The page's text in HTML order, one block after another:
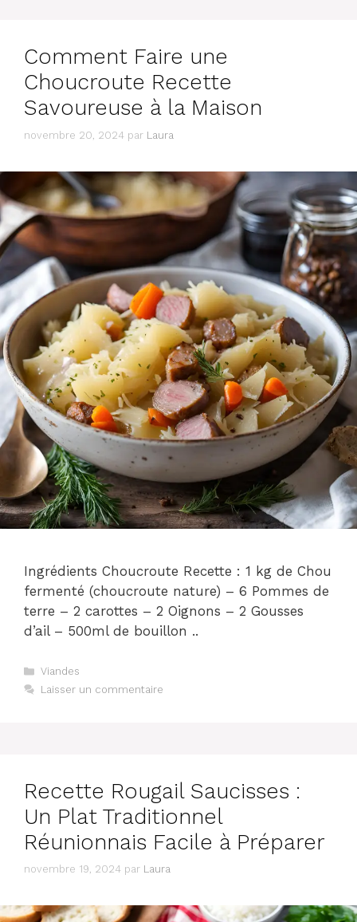
Comment Faire une
Choucroute Recette
Savoureuse à la Maison
novembre 20, 2024 par Laura
Ingrédients Choucroute Recette : 1 kg de Chou
fermenté (choucroute nature) – 6 Pommes de
terre – 2 carottes – 2 Oignons – 2 Gousses
d’ail – 500ml de bouillon ..
Catégories
Viandes
Laisser un commentaire
Recette Rougail Saucisses :
Un Plat Traditionnel
Réunionnais Facile à Préparer
novembre 19, 2024 par Laura